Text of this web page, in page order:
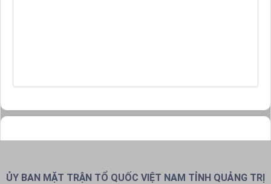
ỦY BAN MẶT TRẬN TỔ QUỐC VIỆT NAM TỈNH QUẢNG TRỊ